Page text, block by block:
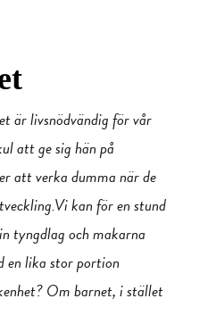
är livsnödvändig för vår
att ge sig hän på
att verka dumma när de
kan för en stund
tyngdlag och makarna
en lika stor portion
Om barnet, i stället